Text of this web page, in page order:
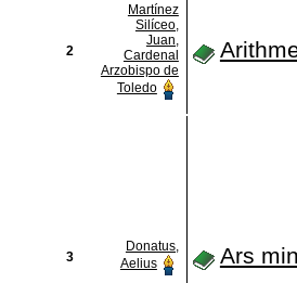
2
Martínez
Silíceo,
Juan,
Cardenal
Arzobispo de
Toledo
3
Donatus,
Aelius
Ars